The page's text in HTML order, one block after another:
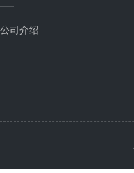
公司介绍